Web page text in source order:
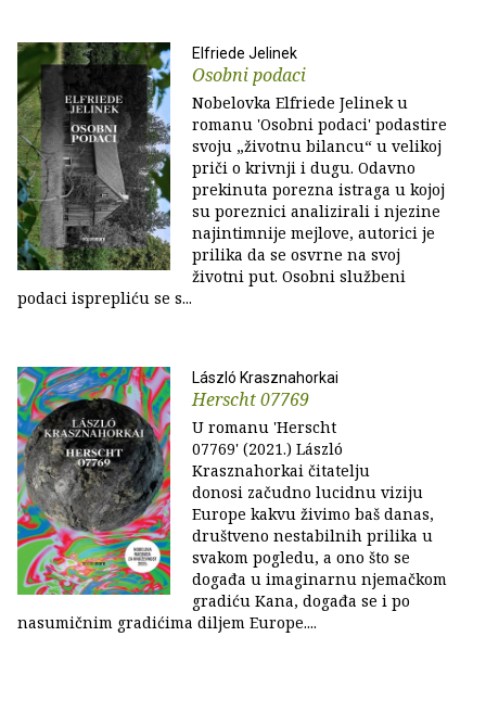
Elfriede Jelinek
Osobni podaci
Nobelovka Elfriede Jelinek u
romanu 'Osobni podaci' podastire
svoju „životnu bilancu“ u velikoj
priči o krivnji i dugu. Odavno
prekinuta porezna istraga u kojoj
su poreznici analizirali i njezine
najintimnije mejlove, autorici je
prilika da se osvrne na svoj
životni put. Osobni službeni
podaci isprepliću se s...
László Krasznahorkai
Herscht 07769
U romanu 'Herscht
07769' (2021.) László
Krasznahorkai čitatelju
donosi začudno lucidnu viziju
Europe kakvu živimo baš danas,
društveno nestabilnih prilika u
svakom pogledu, a ono što se
događa u imaginarnu njemačkom
gradiću Kana, događa se i po
nasumičnim gradićima diljem Europe....